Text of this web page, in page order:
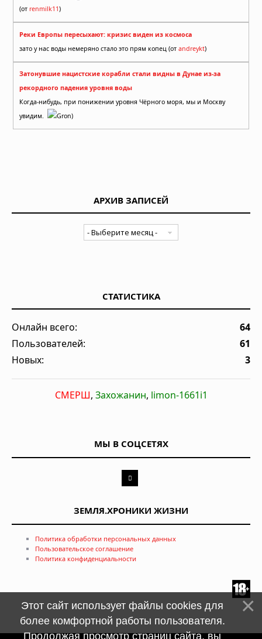
(от renmilk11)
Реки Европы пересыхают: кризис виден из космоса
зато у нас воды немеряно стало это прям копец (от andreykt)
Затонувшие нацистские корабли стали видны в Дунае из-за
рекордного падения уровня воды
Когда-нибудь, при понижении уровня Чёрного моря, мы и Москву
увидим.
Gron)
АРХИВ ЗАПИСЕЙ
СТАТИСТИКА
Онлайн всего:
64
Пользователей:
61
Новых:
3
СМЕРШ, Захожанин, limon-1661i1
МЫ В СОЦСЕТЯХ
ЗЕМЛЯ.ХРОНИКИ ЖИЗНИ
Политика обработки персональных данных
Пользовательское соглашение
Политика конфиденциальности
Этот сайт использует файлы cookies для
более комфортной работы пользователя.
Продолжая просмотр страниц сайта, вы